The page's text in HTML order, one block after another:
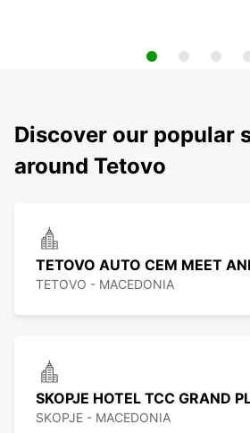
Discover our popular
around Tetovo
TETOVO AUTO CEM MEET
TETOVO - MACEDONIA
SKOPJE HOTEL TCC GRAND
SKOPJE - MACEDONIA